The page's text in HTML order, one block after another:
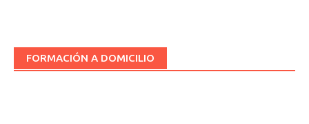
FORMACIÓN A DOMICILIO